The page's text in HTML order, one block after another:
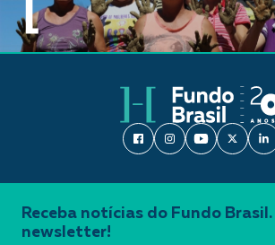
Receba notícias do Fundo
newsletter!